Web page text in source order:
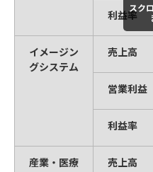
利益率
イメージン
グシステム
売上高
営業利益
利益率
産業・医療 売上高
スク